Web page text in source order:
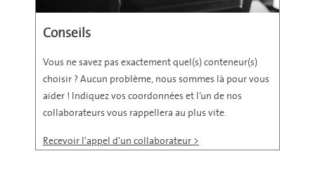
Conseils
Vous ne savez pas exactement quel(s) conteneur(s)
choisir ? Aucun problème, nous sommes là pour vous
aider ! Indiquez vos coordonnées et l’un de nos
collaborateurs vous rappellera au plus vite.
Recevoir l'appel d'un collaborateur >